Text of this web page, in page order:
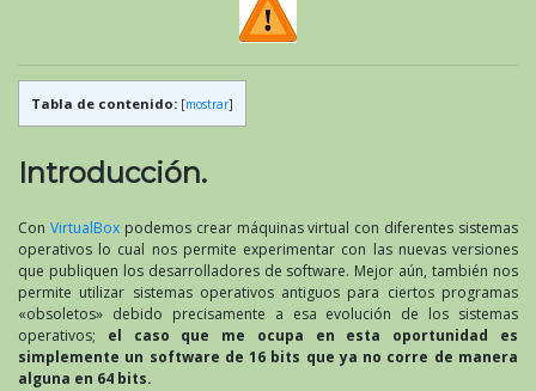
Tabla de contenido: [mostrar]
Introducción.
Con VirtualBoxpodemos crear máquinas virtual con diferentes sistemas
operativos lo cual nos permite experimentar con las nuevas versiones
que publiquen los desarrolladores de software. Mejor aún, también nos
permite utilizar sistemas operativos antiguos para ciertos programas
«obsoletos» debido precisamente a esa evolución de los sistemas
operativos; el caso que me ocupa en esta oportunidad es
simplemente un software de 16 bits que ya no corre de manera
alguna en 64 bits.